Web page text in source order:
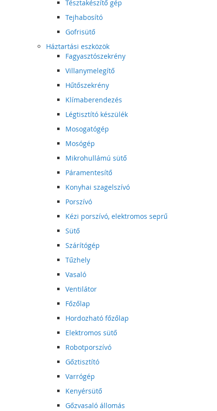
Tésztakészítő gép
Tejhabosító
Gofrisütő
Háztartási eszközök
Fagyasztószekrény
Villanymelegítő
Hűtőszekrény
Klímaberendezés
Légtisztító készülék
Mosogatógép
Mosógép
Mikrohullámú sütő
Páramentesítő
Konyhai szagelszívó
Porszívó
Kézi porszívó, elektromos seprű
Sütő
Szárítógép
Tűzhely
Vasaló
Ventilátor
Főzőlap
Hordozható főzőlap
Elektromos sütő
Robotporszívó
Gőztisztító
Varrógép
Kenyérsütő
Gőzvasaló állomás